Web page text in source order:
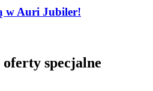
w Auri Jubiler!
specjalne